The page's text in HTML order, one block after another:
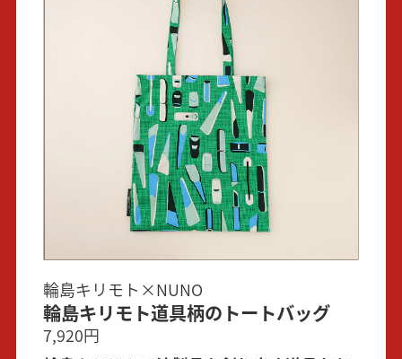
輪島キリモト×NUNO
輪島キリモト道具柄のトートバッグ
7,920円